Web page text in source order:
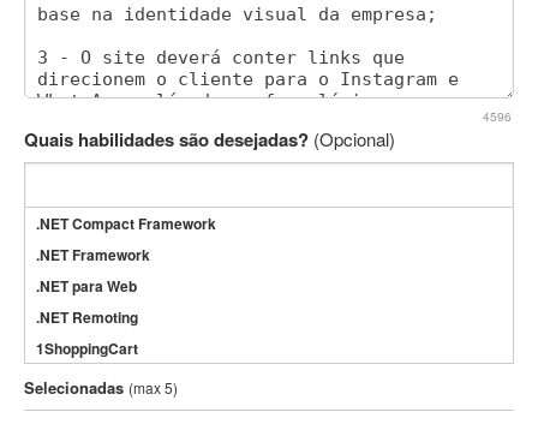
4596
Quais habilidades são desejadas? (Opcional)
.NET Compact Framework
.NET Framework
.NET para Web
.NET Remoting
1ShoppingCart
3DS Max
3GSM
Selecionadas (max 5)